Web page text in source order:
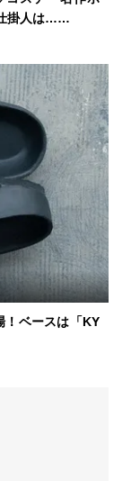
掛人は……
！ベースは「KY